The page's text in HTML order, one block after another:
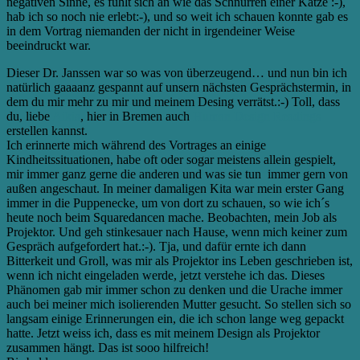
hab ich so noch nie erlebt:-), und so weit ich schauen konnte gab es
in dem Vortrag niemanden der nicht in irgendeiner Weise
beeindruckt war.
Dieser Dr. Janssen war so was von überzeugend… und nun bin ich
natürlich gaaaanz gespannt auf unsern nächsten Gesprächstermin, in
dem du mir mehr zu mir und meinem Desing verrätst.:-) Toll, dass
du, liebe
, hier in Bremen auch
erstellen kannst.
Ich erinnerte mich während des Vortrages an einige
Kindheitssituationen, habe oft oder sogar meistens allein gespielt,
mir immer ganz gerne die anderen und was sie tun immer gern von
außen angeschaut. In meiner damaligen Kita war mein erster Gang
immer in die Puppenecke, um von dort zu schauen, so wie ich´s
heute noch beim Squaredancen mache. Beobachten, mein Job als
Projektor. Und geh stinkesauer nach Hause, wenn mich keiner zum
Gespräch aufgefordert hat.:-). Tja, und dafür ernte ich dann
Bitterkeit und Groll, was mir als Projektor ins Leben geschrieben ist,
wenn ich nicht eingeladen werde, jetzt verstehe ich das. Dieses
Phänomen gab mir immer schon zu denken und die Urache immer
auch bei meiner mich isolierenden Mutter gesucht. So stellen sich so
langsam einige Erinnerungen ein, die ich schon lange weg gepackt
hatte. Jetzt weiss ich, dass es mit meinem Design als Projektor
zusammen hängt. Das ist sooo hilfreich!